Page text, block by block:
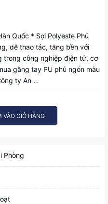
Quốc * Sợi Polyeste Phủ
dễ thao tác, tăng bền với
trong công nghiệp điện tử, cơ
găng tay PU phủ ngón màu
ty An …
VÀO GIỎ HÀNG
Phòng